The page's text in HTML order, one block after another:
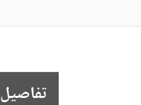
تفاصيل